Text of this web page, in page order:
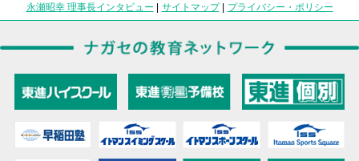
永瀬昭幸 理事長インタビュー | サイトマップ| プライバシー・ポリシー